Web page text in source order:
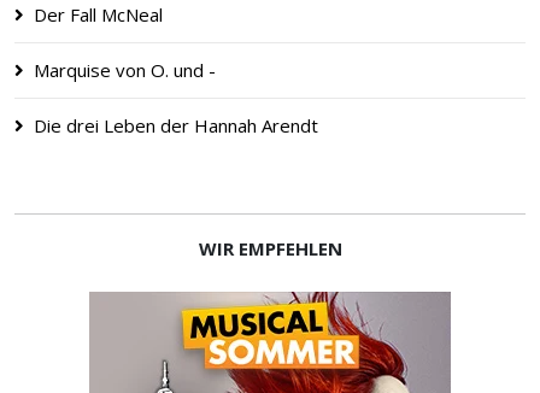
Der Fall McNeal
Marquise von O. und -
Die drei Leben der Hannah Arendt
WIR EMPFEHLEN